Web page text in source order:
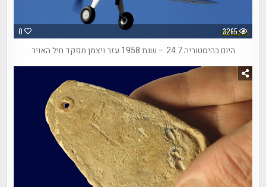
0 3265
היום בהיסטוריה 24.7 – שנת 1958 עזר ויצמן מפקד חיל האויר